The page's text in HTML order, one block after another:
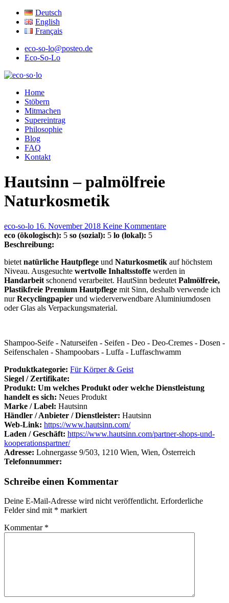
Deutsch
English
Français
eco-so-lo@posteo.de
Eco-So-Lo
eco·so·lo
Home
Stöbern
Mitmachen
Supereintrag
Philosophie
Blog
FAQ
Kontakt
Hautsinn – palmölfreie
Naturkosmetik
eco-so-lo 16. November 2018 Keine Kommentare
eco (ökologisch): 5 so (sozial): 5 lo (lokal): 5
Beschreibung:
bietet natürliche Hautpflege und Naturkosmetik auf höchstem
Niveau. Ausgesuchte wertvolle Inhaltsstoffe werden in
Handarbeit schonend verarbeitet. HautSinn bedeutet Palmölfreie,
Plastikfreie Premium Hautpflege mit Sinn, deshalb verwende ich
nurRecyclingpapier und wiederverwendbare Aluminiumdosen
oder Glas als Verpackungsmaterial.
Shampoo-Seife - Naturseifen - Seifen - Deo - Deo-Cremes - Dosen -
Seifenschalen - Shampoobars - Luffa - Luffaschwamm
Produktkategorie: Für Körper & Geist
Siegel / Zertifikate:
Produkt: Um welches Produkt oder welche Dienstleistung
handelt es sich: Neues Produkt
Marke / Label: Hautsinn
Händler / Anbieter / Dienstleister: Hautsinn
Web-Link: https://www.hautsinn.com/
Laden / Geschäft: https://www.hautsinn.com/partner-shops-und-
kooperationspartner/
Adresse: Lohnergasse 9/503, 1210 Wien, Wien, Österreich
Telefonnummer:
Schreibe einen Kommentar
Deine E-Mail-Adresse wird nicht veröffentlicht. Erforderliche
Felder sind mit * markiert
Kommentar *